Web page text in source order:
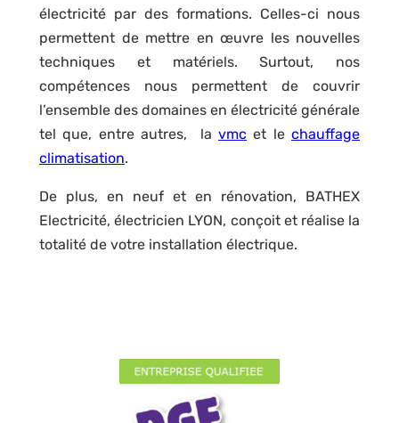
électricité par des formations. Celles-ci nous
permettent de mettre en œuvre les nouvelles
techniques et matériels. Surtout, nos
compétences nous permettent de couvrir
l’ensemble des domaines en électricité générale
tel que, entre autres, la vmc et le chauffage
climatisation.
De plus, en neuf et en rénovation, BATHEX
Electricité, électricien LYON, conçoit et réalise la
totalité de votre installation électrique.